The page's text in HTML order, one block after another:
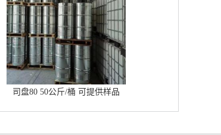
司盘80 50公斤/桶 可提供样品